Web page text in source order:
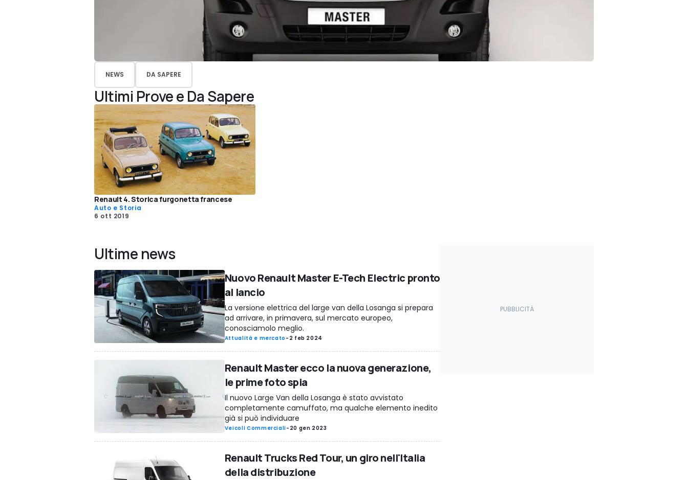
NEWS DA SAPERE
Ultimi Prove e Da Sapere
Renault 4. Storica furgonetta francese
Auto e Storia
6 ott 2019
Ultime news
Nuovo Renault Master E-Tech Electric pronto
al lancio
La versione elettrica del large van della Losanga si prepara
ad arrivare, in primavera, sul mercato europeo,
conosciamolo meglio.
Attualità e mercato - 2 feb 2024
Renault Master ecco la nuova generazione,
le prime foto spia
Il nuovo Large Van della Losanga è stato avvistato
completamente camuffato, ma qualche elemento inedito
già si può individuare
Veicoli Commerciali- 20 gen 2023
Renault Trucks Red Tour, un giro nell'Italia
della distribuzione